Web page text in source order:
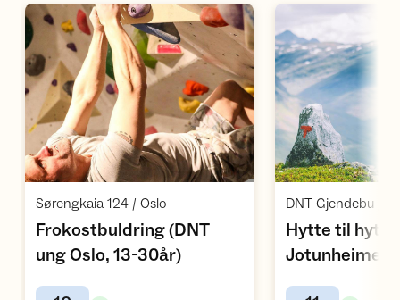
Åpne aktivitet
Sørengkaia 124 / Oslo
Frokostbuldring (DNT
ung Oslo, 13-30år),
DNT Gjendebu /
Hytte til
Jotunheimen
til fossefall